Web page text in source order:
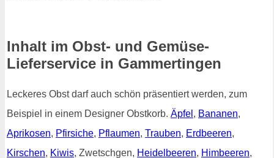
Inhalt im Obst- und Gemüse-
Lieferservice in Gammertingen
Leckeres Obst darf auch schön präsentiert werden, zum
Beispiel in einem Designer Obstkorb. Äpfel , Bananen,
Aprikosen, Pfirsiche, Pflaumen, Trauben, Erdbeeren,
Kirschen, Kiwis, Zwetschgen, Heidelbeeren, Himbeeren,